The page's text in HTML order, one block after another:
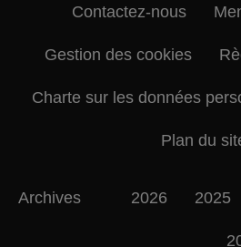
Contactez-nous
Gestion des cookies
Charte sur les données
Plan du
Archives 2026 2025